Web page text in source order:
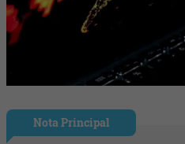
Nota Principal